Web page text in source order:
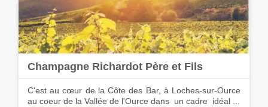
Champagne Richardot Père et Fils
C'est au cœur de la Côte des Bar, à Loches-sur-Ource
au coeur de la Vallée de l'Ource dans un cadre idéal ...